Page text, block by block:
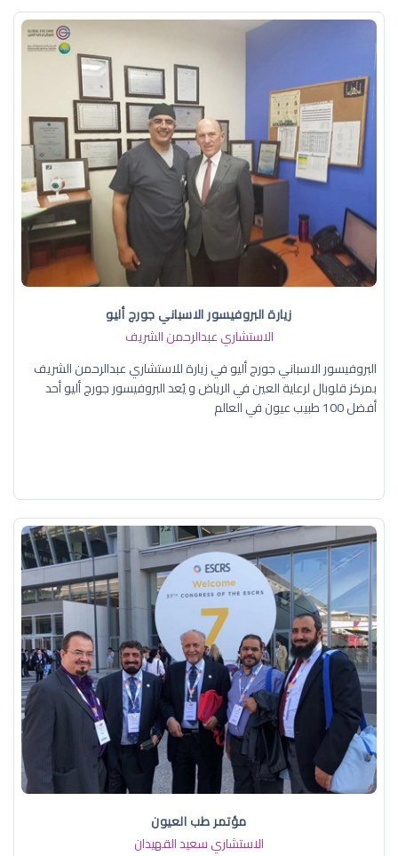
زيارة البروفيسور الاسباني جورج أليو
الاستشاري عبدالرحمن الشريف
البروفيسور الاسباني جورج أليو في زيارة للاستشاري عبدالرحمن الشريف
بمركز قلوبال لرعاية العين في الرياض و يُعد البروفيسور جورج أليو أحد
أفضل 100 طبيب عيون في العالم
مؤتمر طب العيون
الاستشاري سعيد القهيدان